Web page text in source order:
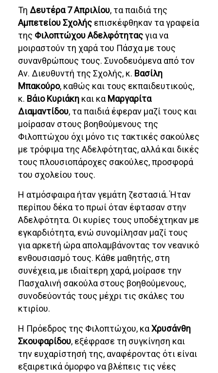
Τη Δευτέρα 7 Απριλίου, τα παιδιά της
Αμπετείου Σχολής επισκέφθηκαν τα γραφεία
της Φιλοπτώχου Αδελφότηταςγια να
μοιραστούν τη χαρά του Πάσχα με τους
συνανθρώπους τους. Συνοδευόμενα από τον
Αν. Διευθυντή της Σχολής, κ. Βασίλη
Μπακούρο, καθώς και τους εκπαιδευτικούς,
κ. Βάιο Κυριάκη και κα Μαργαρίτα
Διαμαντίδου, τα παιδιά έφεραν μαζί τους και
μοίρασαν στους βοηθούμενους της
Φιλοπτώχου όχι μόνο τις τακτικές σακούλες
με τρόφιμα της Αδελφότητας, αλλά και δικές
τους πλουσιοπάροχες σακούλες, προσφορά
του σχολείου τους.
Η ατμόσφαιρα ήταν γεμάτη ζεστασιά. Ήταν
περίπου δέκα το πρωί όταν έφτασαν στην
Αδελφότητα. Οι κυρίες τους υποδέχτηκαν με
εγκαρδιότητα, ενώ συνομίλησαν μαζί τους
για αρκετή ώρα απολαμβάνοντας τον νεανικό
ενθουσιασμό τους. Κάθε μαθητής, στη
συνέχεια, με ιδιαίτερη χαρά, μοίρασε την
Πασχαλινή σακούλα στους βοηθούμενους,
συνοδεύοντάς τους μέχρι τις σκάλες του
κτιρίου.
Η Πρόεδρος της Φιλοπτώχου, καΧρυσάνθη
Σκουφαρίδου, εξέφρασε τη συγκίνηση και
την ευχαρίστησή της, αναφέροντας ότι είναι
εξαιρετικά όμορφο να βλέπεις τις νέες